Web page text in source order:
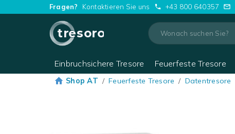
Fragen? Kontaktieren Sie uns +43 800 640357
tresoro
Einbruchsichere Tresore Feuerfeste Tresore
Shop AT / Feuerfeste Tresore / Datentresore